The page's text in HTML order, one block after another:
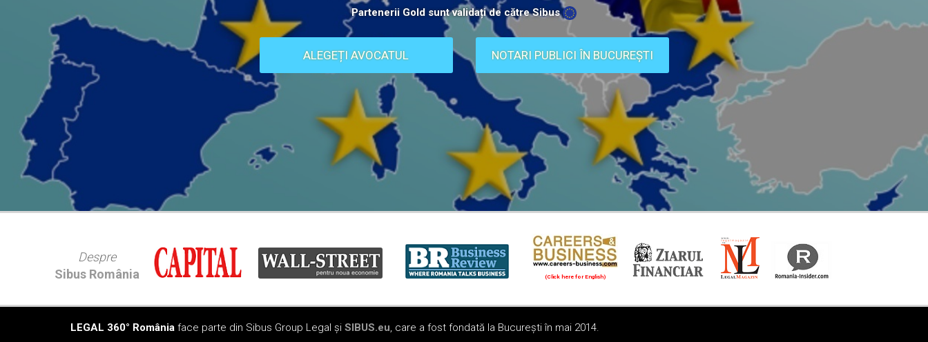
Partenerii Gold sunt validați de către Sibus
ALEGEȚI AVOCATUL NOTARI PUBLICI ÎN BUCUREȘTI
Despre
Sibus România
(Click here for English)
LEGAL 360° România face parte din Sibus Group Legal și SIBUS.eu, care a fost fondată la București în mai 2014.